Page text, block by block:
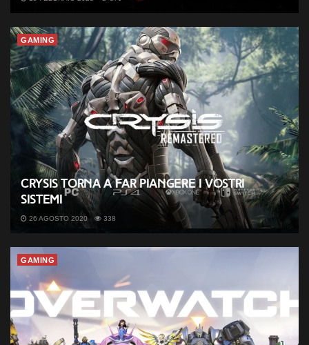
GAMING
Crysis torna a far piangere i vostri
sistemi
26 AGOSTO 2020 338
GAMING